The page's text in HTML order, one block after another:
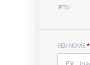
IPTU
SEU NOME *